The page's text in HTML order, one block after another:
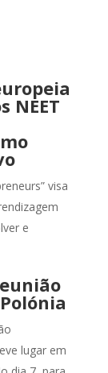
NEET
visa
e
lugar em